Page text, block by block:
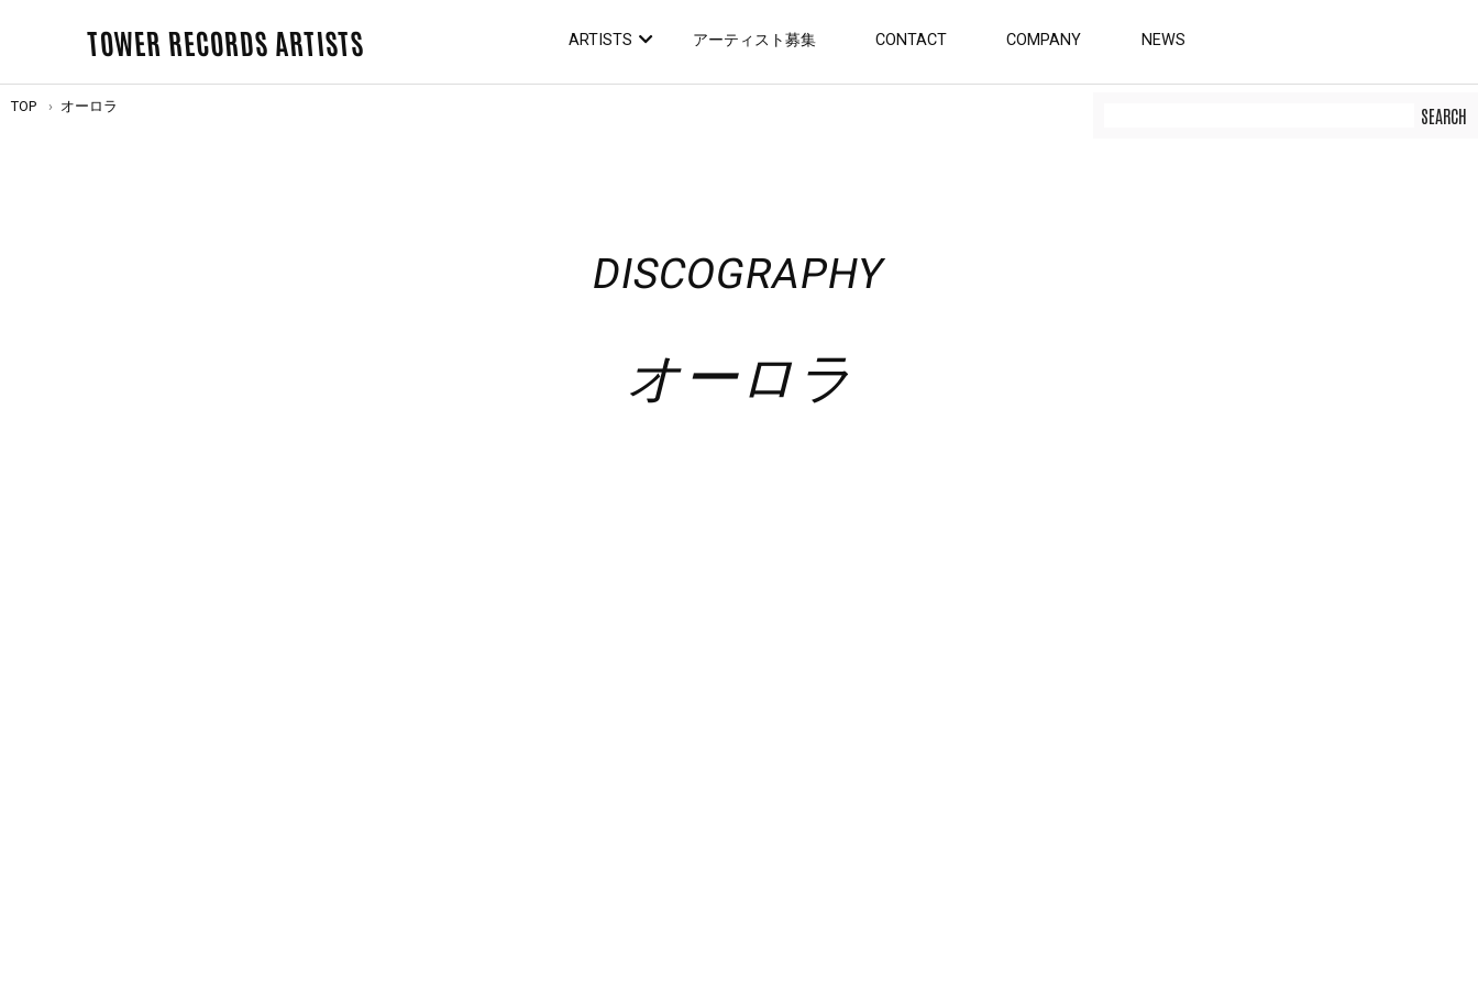
TOWER RECORDS ARTISTS ARTISTS アーティスト募集 CONTACT COMPANY NEWS
TOP オーロラ
DISCOGRAPHY
オーロラ